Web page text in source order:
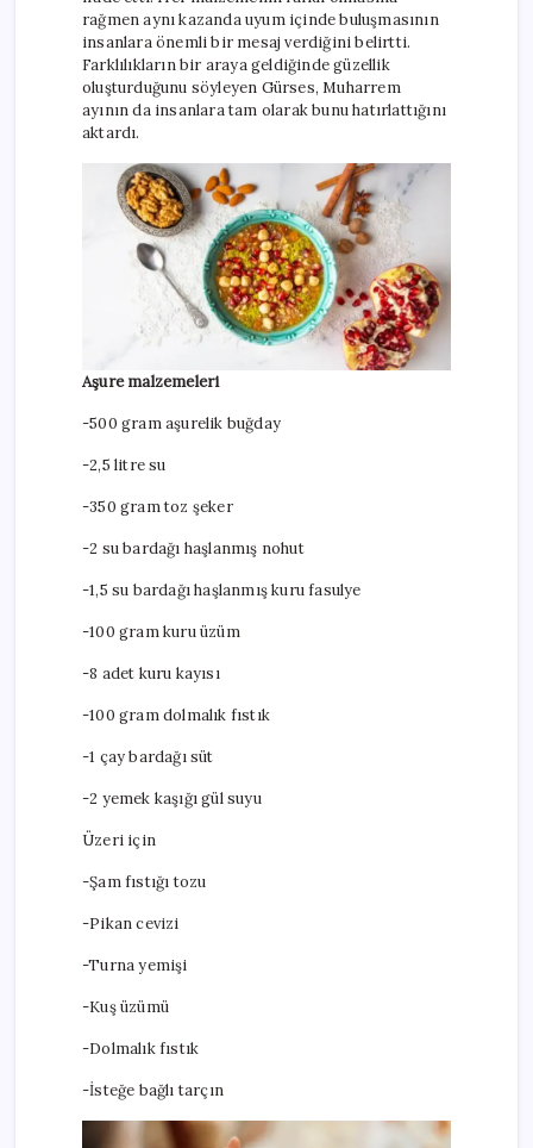
rağmen aynı kazanda uyum içinde buluşmasının
insanlara önemli bir mesaj verdiğini belirtti.
Farklılıkların bir araya geldiğinde güzellik
oluşturduğunu söyleyen Gürses, Muharrem
ayının da insanlara tam olarak bunu hatırlattığını
aktardı.
Aşure malzemeleri
-500 gram aşurelik buğday
-2,5 litre su
-350 gram toz şeker
-2 su bardağı haşlanmış nohut
-1,5 su bardağı haşlanmış kuru fasulye
-100 gram kuru üzüm
-8 adet kuru kayısı
-100 gram dolmalık fıstık
-1 çay bardağı süt
-2 yemek kaşığı gül suyu
Üzeri için
-Şam fıstığı tozu
-Pikan cevizi
-Turna yemişi
-Kuş üzümü
-Dolmalık fıstık
-İsteğe bağlı tarçın